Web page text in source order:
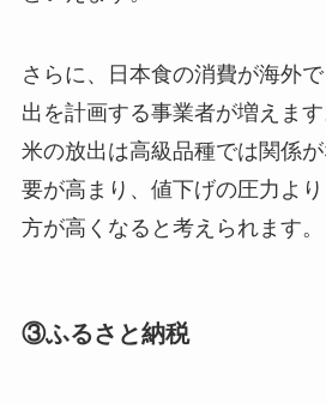
さらに、日本食の消費が海外
出を計画する事業者が増えま
米の放出は高級品種では関係
要が高まり、値下げの圧力よ
方が高くなると考えられます。
③ふるさと納税